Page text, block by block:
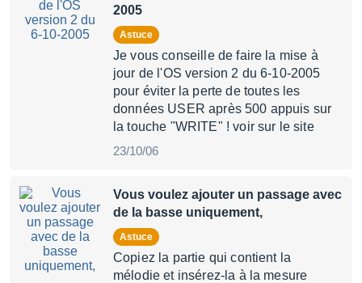
2005
Astuce
Je vous conseille de faire la mise à
jour de l'OS version 2 du 6-10-2005
pour éviter la perte de toutes les
données USER après 500 appuis sur
la touche "WRITE" ! voir sur le site
23/10/06
Vous voulez ajouter un passage avec
de la basse uniquement,
Astuce
Copiez la partie qui contient la
mélodie et insérez-la à la mesure